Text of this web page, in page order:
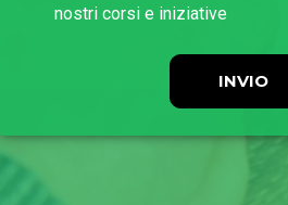
nostri corsi e iniziative